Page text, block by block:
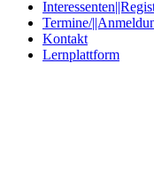
Termine/
Kontakt
Lernplattform